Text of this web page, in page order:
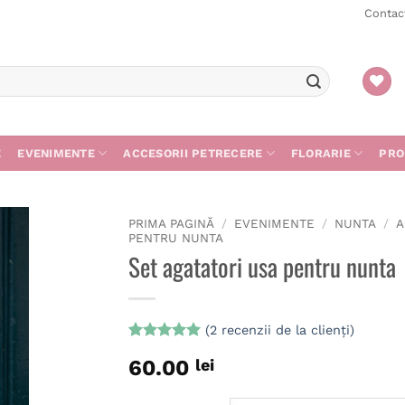
EVENIMENTE ACCESORII PETRECERE FLORARIE
PRIMA PAGINĂ / EVENIMENTE / NUNTA /
PENTRU NUNTA
Set agatatori usa pentru nunta
5din 5 pe
baza a
(2 recenzii de la clienți)
60.00 lei